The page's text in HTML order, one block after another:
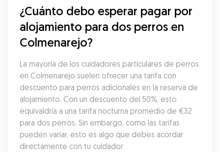
¿Cuánto debo esperar pagar por
alojamiento para dos perros en
Colmenarejo?
La mayoría de los cuidadores particulares de perros
en Colmenarejo suelen ofrecer una tarifa con
descuento para perros adicionales en la reserva de
alojamiento. Con un descuento del 50%, esto
equivaldría a una tarifa nocturna promedio de €32
para dos perros. Sin embargo, como las tarifas
pueden variar, esto es algo que debes acordar
directamente con tu cuidador.